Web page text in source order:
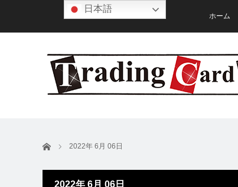
ホーム
ホーム 2022年 6月 06日
2022年 6月 06日
日本語